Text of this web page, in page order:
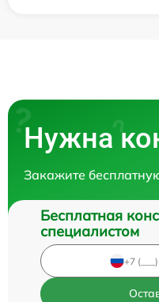
Нужна
Закажите
Бесплатная
специалистом